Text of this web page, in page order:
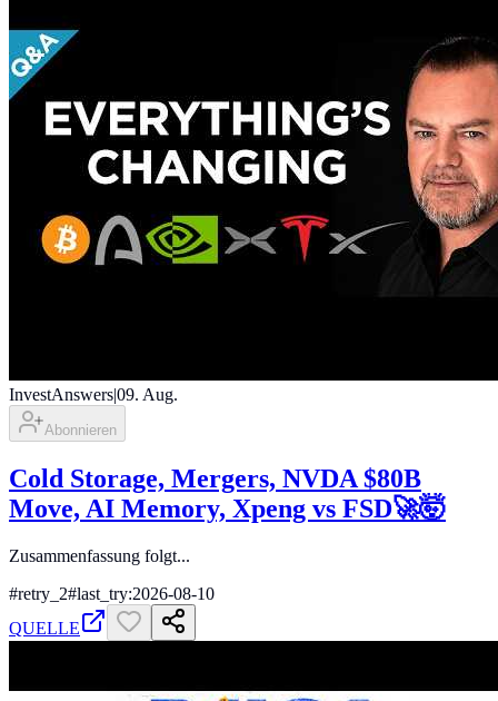
InvestAnswers|09. Aug.
Abonnieren
Cold Storage, Mergers, NVDA $80B
Move, AI Memory, Xpeng vs FSD🚀🤯
Zusammenfassung folgt...
#retry_2#last_try:2026-08-10
QUELLE